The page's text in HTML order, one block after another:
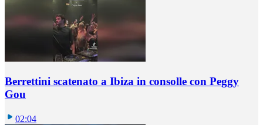
Berrettini scatenato a Ibiza in consolle con Peggy
Gou
02:04